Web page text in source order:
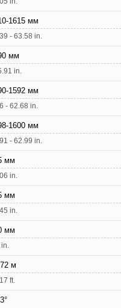
1615 мм
- 63.58 in.
мм
in.
1592 мм
- 62.68 in.
1600 мм
- 62.99 in.
мм
in.
мм
in.
мм
м
ft.